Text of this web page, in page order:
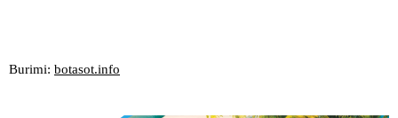
Burimi: botasot.info